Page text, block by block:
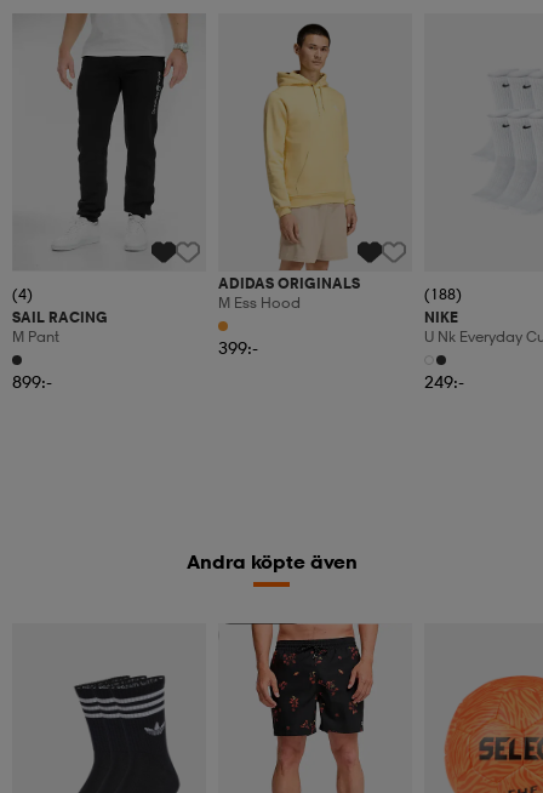
(4)
SAIL RACING
M Pant
899:-
ADIDAS ORIGINALS
M Ess Hood
399:-
(188)
NIKE
U Nk Everyday
6pr-Bd
249:-
Andra köpte även
Sänkt pris